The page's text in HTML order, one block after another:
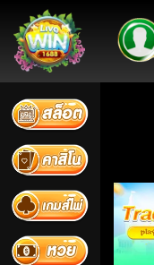
หน้าหลัก
สมัครสมาชิก
โปรโมชั่น